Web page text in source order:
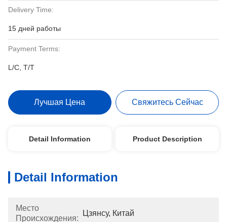
Delivery Time:
15 дней работы
Payment Terms:
L/C, T/T
Лучшая Цена Свяжитесь Сейчас
Detail Information Product Description
Detail Information
Место
Происхождения:
Цзянсу, Китай